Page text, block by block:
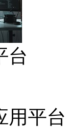
台
用平台